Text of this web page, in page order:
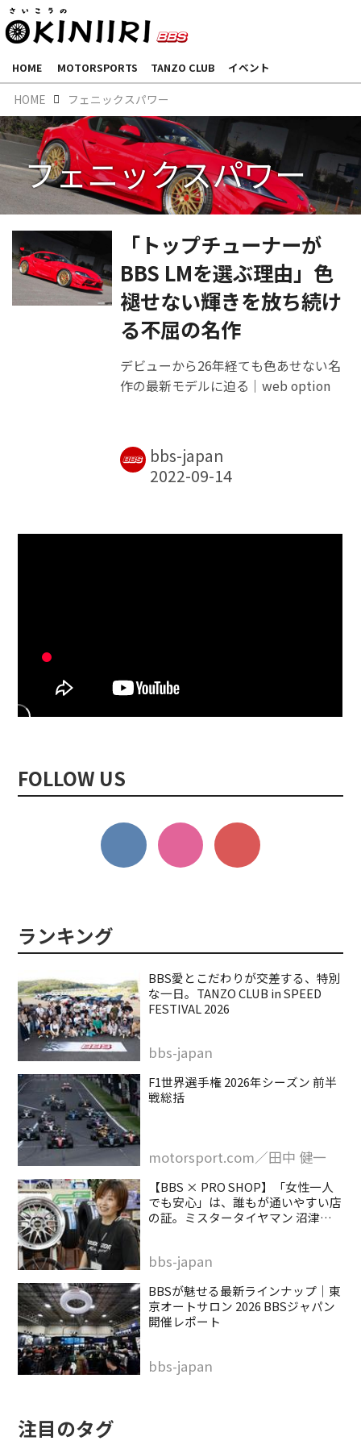
HOME MOTORSPORTS TANZO CLUB イベント
HOME フェニックスパワー
フェニックスパワー
「トップチューナーが
BBS LMを選ぶ理由」色
褪せない輝きを放ち続け
る不屈の名作
デビューから26年経ても色あせない名
作の最新モデルに迫る｜web option
bbs-japan
FOLLOW US
BBS愛とこだわりが交差する、特別
な一日。TANZO CLUB in SPEED
FESTIVAL 2026
bbs-japan
F1世界選手権 2026年シーズン 前半
戦総括
motorsport.com／田中 健一
【BBS × PRO SHOP】「女性一人
でも安心」は、誰もが通いやすい店
の証。ミスタータイヤマン 沼津バ
bbs-japan
BBSが魅せる最新ラインナップ｜東
京オートサロン 2026 BBSジャパン
開催レポート
bbs-japan
注目のタグ